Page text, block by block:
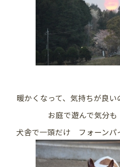
暖かくなって、気持ちが良
お庭で遊んで気分も
犬舎で一頭だけ フォーン